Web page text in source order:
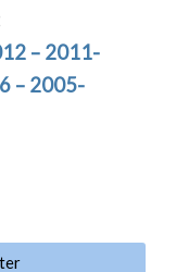
– 2011-
– 2005-